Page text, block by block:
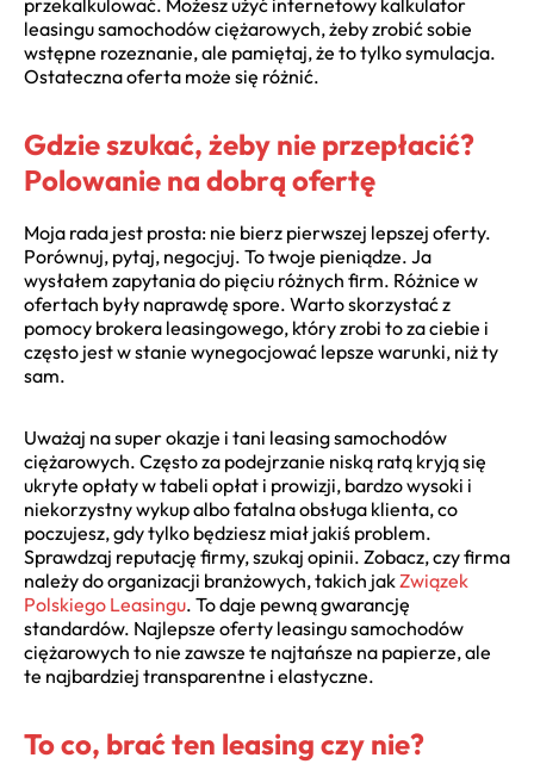
leasingu samochodów ciężarowych, żeby zrobić sobie
wstępne rozeznanie, ale pamiętaj, że to tylko symulacja.
Ostateczna oferta może się różnić.
Gdzie szukać, żeby nie przepłacić?
Polowanie na dobrą ofertę
Moja rada jest prosta: nie bierz pierwszej lepszej oferty.
Porównuj, pytaj, negocjuj. To twoje pieniądze. Ja
wysłałem zapytania do pięciu różnych firm. Różnice w
ofertach były naprawdę spore. Warto skorzystać z
pomocy brokera leasingowego, który zrobi to za ciebie i
często jest w stanie wynegocjować lepsze warunki, niż ty
sam.
Uważaj na super okazje i tani leasing samochodów
ciężarowych. Często za podejrzanie niską ratą kryją się
ukryte opłaty w tabeli opłat i prowizji, bardzo wysoki i
niekorzystny wykup albo fatalna obsługa klienta, co
poczujesz, gdy tylko będziesz miał jakiś problem.
Sprawdzaj reputację firmy, szukaj opinii. Zobacz, czy firma
należy do organizacji branżowych, takich jakZwiązek
Polskiego Leasingu. To daje pewną gwarancję
standardów. Najlepsze oferty leasingu samochodów
ciężarowych to nie zawsze te najtańsze na papierze, ale
te najbardziej transparentne i elastyczne.
To co, brać ten leasing czy nie?